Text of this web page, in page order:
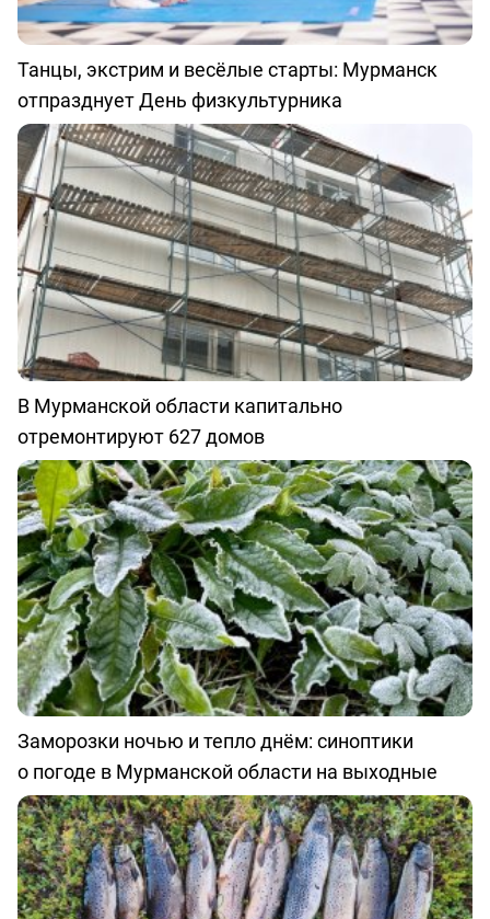
Танцы, экстрим и весёлые старты: Мурманск
отпразднует День физкультурника
В Мурманской области капитально
отремонтируют 627 домов
Заморозки ночью и тепло днём: синоптики
о погоде в Мурманской области на выходные